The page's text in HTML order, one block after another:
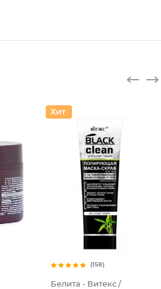
(158)
Белита - Витекс /